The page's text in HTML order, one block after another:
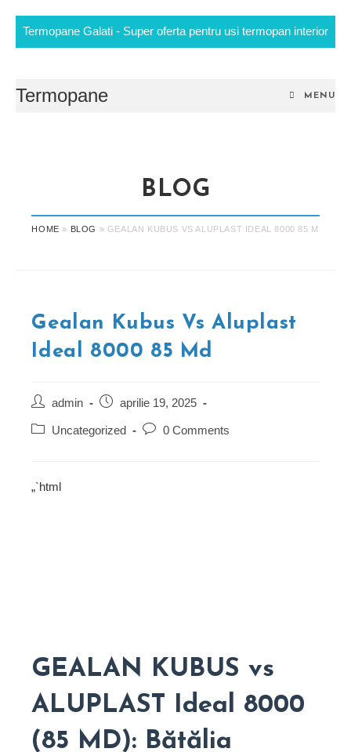
Termopane Galati - Super oferta pentru usi termopan interior
content
Termopane MENU
BLOG
HOME » BLOG » GEALAN KUBUS VS ALUPLAST IDEAL 8000 85 MD
Gealan Kubus Vs Aluplast
Ideal 8000 85 Md
Postadmin
Postaprilie 19, 2025
PostUncategorized
Post0 Comments
„`html
GEALAN KUBUS vs
ALUPLAST Ideal 8000
(85 MD): Bătălia